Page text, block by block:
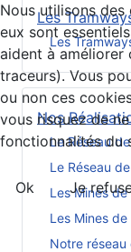
Les
Les
Nos
Le Réseau
Le Réseau
Les Mines
Les Mines
Notre
Nous utilisons des
eux sont
aident à améliorer
traceurs). Vous
ou non ces
vous risquez de
fonctionnalités du
Ok Je